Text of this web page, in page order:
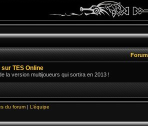
TES Online
la version multijoueurs qui sortira en 2013 !
du forum | L’équipe